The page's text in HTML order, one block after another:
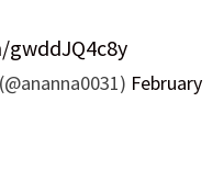
February